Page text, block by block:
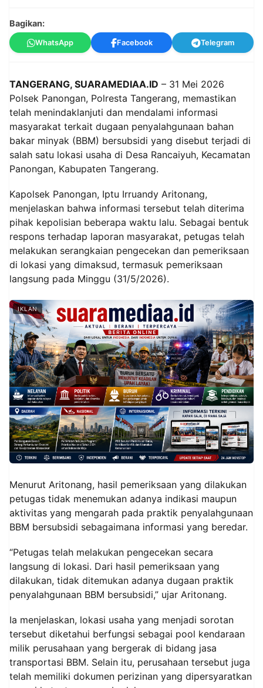
Bagikan:
WhatsApp Facebook Telegram
TANGERANG, SUARAMEDIAA.ID – 31 Mei 2026
Polsek Panongan, Polresta Tangerang, memastikan
telah menindaklanjuti dan mendalami informasi
masyarakat terkait dugaan penyalahgunaan bahan
bakar minyak (BBM) bersubsidi yang disebut terjadi di
salah satu lokasi usaha di Desa Rancaiyuh, Kecamatan
Panongan, Kabupaten Tangerang.
Kapolsek Panongan, Iptu Irruandy Aritonang,
menjelaskan bahwa informasi tersebut telah diterima
pihak kepolisian beberapa waktu lalu. Sebagai bentuk
respons terhadap laporan masyarakat, petugas telah
melakukan serangkaian pengecekan dan pemeriksaan
di lokasi yang dimaksud, termasuk pemeriksaan
langsung pada Minggu (31/5/2026).
IKLAN
Menurut Aritonang, hasil pemeriksaan yang dilakukan
petugas tidak menemukan adanya indikasi maupun
aktivitas yang mengarah pada praktik penyalahgunaan
BBM bersubsidi sebagaimana informasi yang beredar.
“Petugas telah melakukan pengecekan secara
langsung di lokasi. Dari hasil pemeriksaan yang
dilakukan, tidak ditemukan adanya dugaan praktik
penyalahgunaan BBM bersubsidi,” ujar Aritonang.
Ia menjelaskan, lokasi usaha yang menjadi sorotan
tersebut diketahui berfungsi sebagai pool kendaraan
milik perusahaan yang bergerak di bidang jasa
transportasi BBM. Selain itu, perusahaan tersebut juga
telah memiliki dokumen perizinan yang dipersyaratkan